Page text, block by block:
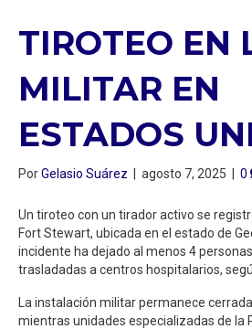
TIROTEO EN
MILITAR EN
ESTADOS
PorGelasio Suárez | agosto 7, 2025 | 0
Un tiroteo con un tirador activo se
Fort Stewart, ubicada en el estado de
incidente ha dejado al menos 4
trasladadas a centros hospitalarios,
La instalación militar permanece
mientras unidades especializadas de la